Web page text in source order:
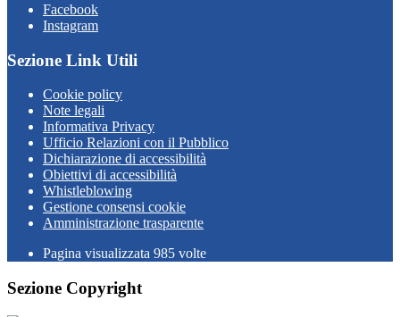
Facebook
Instagram
Sezione Link Utili
Cookie policy
Note legali
Informativa Privacy
Ufficio Relazioni con il Pubblico
Dichiarazione di accessibilità
Obiettivi di accessibilità
Whistleblowing
Gestione consensi cookie
Amministrazione trasparente
Pagina visualizzata 985 volte
Sezione Copyright